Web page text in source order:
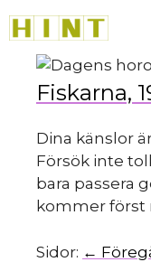
till
innehåll
Fiskarna,
Dina känslor
Försök inte
bara passera
kommer först
Sidor: ←